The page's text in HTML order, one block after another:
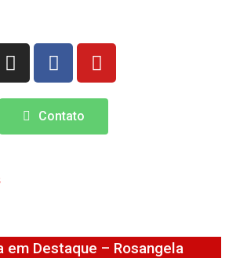
Contato
em Destaque – Rosangela